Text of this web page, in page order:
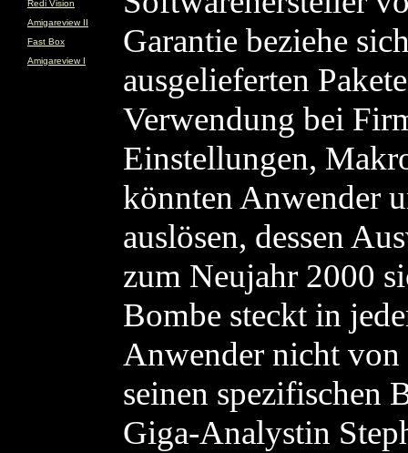
Redi Vision
Amigareview II
Fast Box
Amigareview I
Garantie beziehe
ausgelieferten
Verwendung bei
Einstellungen,
könnten Anwender
auslösen, dessen
zum Neujahr 2000
Bombe steckt in
Anwender nicht von
seinen spezifischen
Giga-Analystin